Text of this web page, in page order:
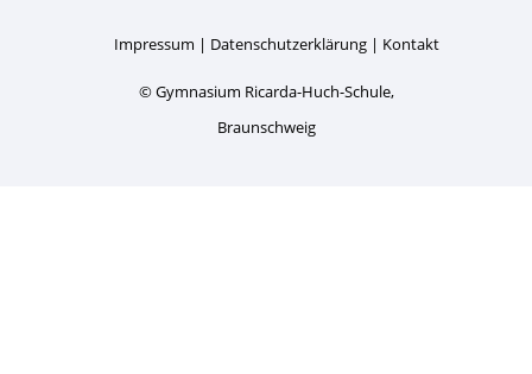
Impressum Datenschutzerklärung Kontakt
© Gymnasium Ricarda-Huch-Schule,
Braunschweig